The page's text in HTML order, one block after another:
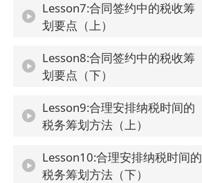
Lesson7:合同签约中的税收筹
划要点（上）
Lesson8:合同签约中的税收筹
划要点（下）
Lesson9:合理安排纳税时间的
税务筹划方法（上）
Lesson10:合理安排纳税时间的
税务筹划方法（下）